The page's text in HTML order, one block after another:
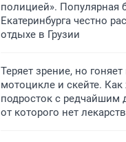
полицией». Популярная
Екатеринбурга честно
отдыхе в Грузии
Теряет зрение, но гоняет
мотоцикле и скейте.
подросток с редчайшим
от которого нет лекарств